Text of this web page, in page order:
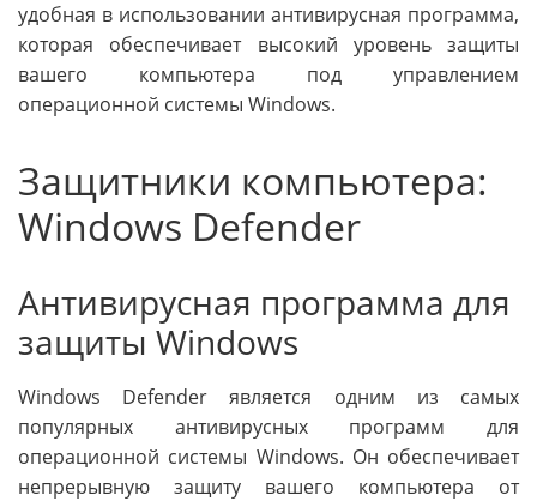
удобная в использовании антивирусная программа,
которая обеспечивает высокий уровень защиты
вашего компьютера под управлением
операционной системы Windows.
Защитники компьютера:
Windows Defender
Антивирусная программа для
защиты Windows
Windows Defender является одним из самых
популярных антивирусных программ для
операционной системы Windows. Он обеспечивает
непрерывную защиту вашего компьютера от